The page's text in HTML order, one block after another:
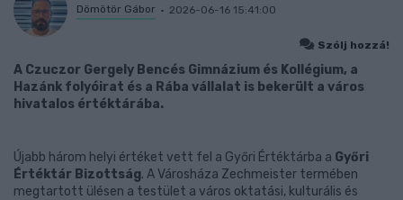
Dömötör Gábor 2026-06-16 15:41:00
Szólj hozzá!
A Czuczor Gergely Bencés Gimnázium és Kollégium, a
Hazánk folyóirat és a Rába vállalat is bekerült a város
hivatalos értéktárába.
Újabb három helyi értéket vett fel a Győri Értéktárba a Győri
Értéktár Bizottság. A Városháza Zechmeister termében
megtartott ülésen a testület a város oktatási, kulturális és